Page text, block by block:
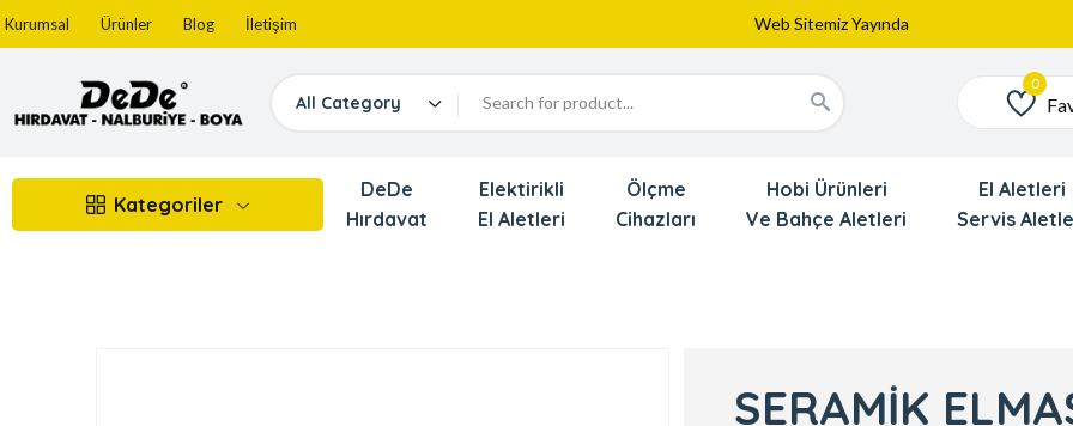
Kurumsal Ürünler Blog İletişim
Web Sitemiz Yayında
Yeni Eklenen Ürünlerimizi İnceledinizmi ?
All Category Favoriler
Kategoriler
DeDe
Hırdavat
Elektirikli
El Aletleri
Ölçme
Cihazları
Hobi Ürünleri
Ve Bahçe Aletleri
El Aletleri
Servis
SERAMİK